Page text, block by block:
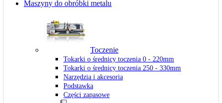
Maszyny do obróbki metalu
Toczenie
Tokarki o średnicy toczenia 0 - 220mm
Tokarki o średnicy toczenia 250 - 330mm
Narzędzia i akcesoria
Podstawka
Części zapasowe